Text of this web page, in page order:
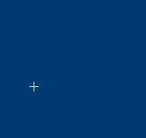
Formação Pedagógica